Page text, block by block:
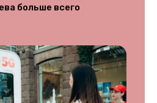
больше всего